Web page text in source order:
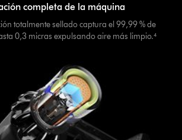
completa de la máquina
totalmente sellado captura el 99,99 % de
0,3 micras expulsando aire más limpio.⁴